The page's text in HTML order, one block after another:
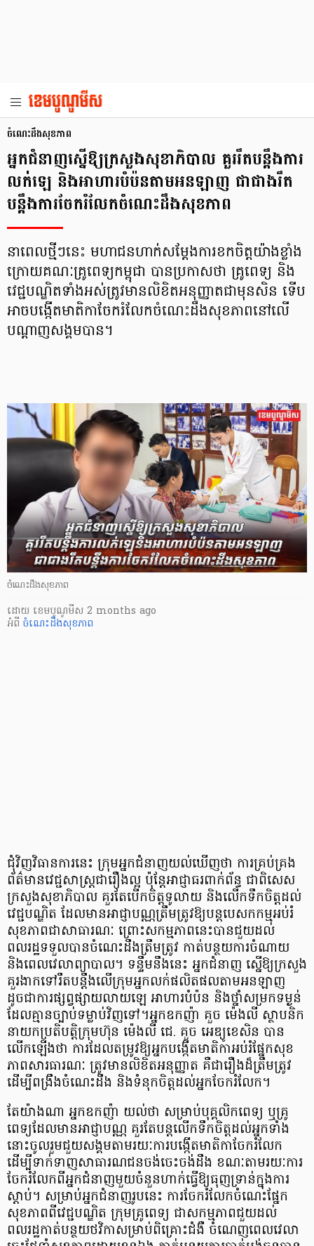
ចំណេះដឹងសុខភាព
អ្នកជំនាញស្នើឱ្យក្រសួងសុខាភិបាល គួររឹតបន្តឹងការ
លក់ឡេ និងអាហារបំប៉នតាមអនឡាញ ជាជាងរឹត
បន្តឹងការចែករំលែកចំណេះដឹងសុខភាព
នាពេលថ្មីៗនេះ មហាជនហាក់សម្ដែងការខកចិត្តយ៉ាងខ្លាំង
ក្រោយគណៈគ្រូពេទ្យកម្ពុជា បានប្រកាសថា គ្រូពេទ្យ និង
វេជ្ជបណ្ឌិតទាំងអស់ត្រូវមានលិខិតអនុញ្ញាតជាមុនសិន ទើប
អាចបង្កើតមាតិកាចែករំលែកចំណេះដឹងសុខភាពនៅលើ
បណ្ដាញសង្គមបាន។
ចំណេះដឹងសុខភាព
ដោយ ​ ខេមបូណូមីស 2 months ago
អំពី ចំណេះដឹងសុខភាព
ជុំវិញវិធានការនេះ ក្រុមអ្នកជំនាញយល់ឃើញថា ការគ្រប់គ្រង
ព័ត៌មានវេជ្ជសាស្ត្រជារឿងល្អ ប៉ុន្តែអាជ្ញាធរពាក់ព័ន្ធ ជាពិសេស
ក្រសួងសុខាភិបាល គួរតែបើកចិត្តទូលាយ និងលើកទឹកចិត្តដល់
វេជ្ជបណ្ឌិត ដែលមានអាជ្ញាបណ្ណត្រឹមត្រូវឱ្យបន្តបេសកកម្មអប់រំ
សុខភាពជាសាធារណៈ ព្រោះសកម្មភាពនេះបានជួយដល់
ពលរដ្ឋទទួលបានចំណេះដឹងត្រឹមត្រូវ កាត់បន្ថយការចំណាយ
និងពេលវេលាព្យាបាល។ ទន្ទឹមនឹងនេះ អ្នកជំនាញ ស្នើឱ្យក្រសួង
គួរងាកទៅរឹតបន្តឹងលើក្រុមអ្នកលក់ផលិតផលតាមអនឡាញ
ដូចជាការផ្សព្វផ្សាយលាយឡេ អាហារបំប៉ន និងថ្នាំសម្រកទម្ងន់
ដែលគ្មានច្បាប់ទម្លាប់វិញទៅ។អ្នកឧកញ៉ា គួច ម៉េងលី ស្ថាបនិក
នាយកប្រតិបត្តិក្រុមហ៊ុន ម៉េងលី ជេ. គួច អេឌ្យូខេសិន បាន
លើកឡើងថា ការដែលតម្រូវឱ្យអ្នកបង្កើតមាតិកាអប់រំផ្នែកសុខ
ភាពសារធារណៈ ត្រូវមានលិខិតអនុញ្ញាត គឺជារឿងដ៏ត្រឹមត្រូវ
ដើម្បីពង្រឹងចំណេះដឹង និងទំនុកចិត្តដល់អ្នកចែករំលែក។
តែយ៉ាងណា អ្នកឧកញ៉ា យល់ថា សម្រាប់បុគ្គលិកពេទ្យ ឬគ្រូ
ពេទ្យដែលមានអាជ្ញាបណ្ណ គួរតែបន្តលើកទឹកចិត្តដល់អ្នកទាំង
នោះចូលរួមជួយសង្គមតាមរយៈការបង្កើតមាតិកាចែករំលែក
ដើម្បីទាក់ទាញសាធារណជនចង់ចេះចង់ដឹង ខណៈតាមរយៈការ
ចែករំលែកពីអ្នកជំនាញមួយចំនួនហាក់ធ្វើឱ្យធុញទ្រាន់ក្នុងការ
ស្ដាប់។ សម្រាប់អ្នកជំនាញរូបនេះ ការចែករំលែកចំណេះផ្នែក
សុខភាពពីវេជ្ជបណ្ឌិត ក្រុមគ្រូពេទ្យ ជាសកម្មភាពជួយដល់
ពលរដ្ឋកាត់បន្ថយថវិកាសម្រាប់ពិគ្រោះជំងឺ ចំណេញពេលវេលា